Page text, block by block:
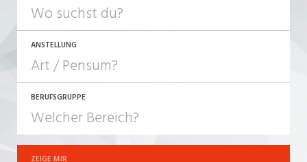
ANSTELLUNG
JOB-TYP
Festanstellung
BERUFSGRUPPE
ZEIGE MIR